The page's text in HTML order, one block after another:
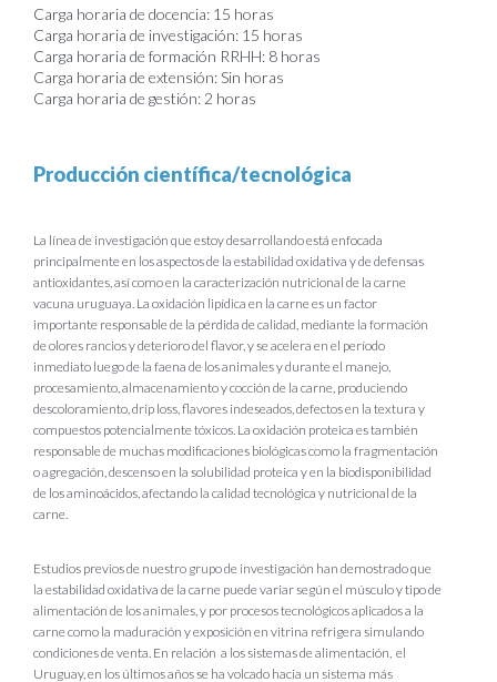
Carga horaria de docencia: 15 horas
Carga horaria de investigación: 15 horas
Carga horaria de formación RRHH: 8 horas
Carga horaria de extensión: Sin horas
Carga horaria de gestión: 2 horas
Producción científica/tecnológica
La línea de investigación que estoy desarrollando está enfocada
principalmente en los aspectos de la estabilidad oxidativa y de defensas
antioxidantes, así como en la caracterización nutricional de la carne
vacuna uruguaya. La oxidación lipídica en la carne es un factor
importante responsable de la pérdida de calidad, mediante la formación
de olores rancios y deterioro del flavor, y se acelera en el período
inmediato luego de la faena de los animales y durante el manejo,
procesamiento, almacenamiento y cocción de la carne, produciendo
descoloramiento, drip loss, flavores indeseados, defectos en la textura y
compuestos potencialmente tóxicos. La oxidación proteica es también
responsable de muchas modificaciones biológicas como la fragmentación
o agregación, descenso en la solubilidad proteica y en la biodisponibilidad
de los aminoácidos, afectando la calidad tecnológica y nutricional de la
carne.
Estudios previos de nuestro grupo de investigación han demostrado que
la estabilidad oxidativa de la carne puede variar según el músculo y tipo de
alimentación de los animales, y por procesos tecnológicos aplicados a la
carne como la maduración y exposición en vitrina refrigera simulando
condiciones de venta. En relación a los sistemas de alimentación, el
Uruguay, en los últimos años se ha volcado hacia un sistema más